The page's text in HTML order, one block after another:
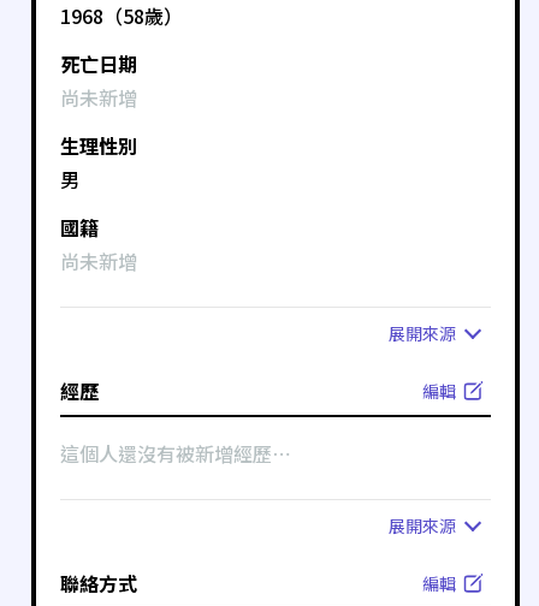
1968（58歲）
死亡日期
尚未新增
生理性別
男
國籍
尚未新增
展開來源
經歷 編輯
這個人還沒有被新增經歷⋯
展開來源
聯絡方式 編輯